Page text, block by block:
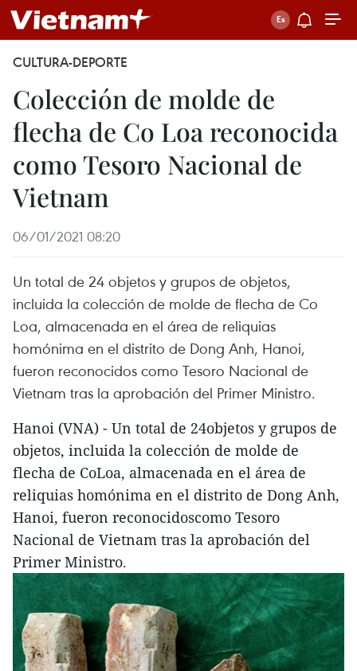
CULTURA-DEPORTE
Colección de molde de
flecha de Co Loa reconocida
como Tesoro Nacional de
Vietnam
06/01/2021 08:20
Un total de 24 objetos y grupos de objetos,
incluida la colección de molde de flecha de Co
Loa, almacenada en el área de reliquias
homónima en el distrito de Dong Anh, Hanoi,
fueron reconocidos como Tesoro Nacional de
Vietnam tras la aprobación del Primer Ministro.
Hanoi (VNA) - Un total de 24objetos y grupos de
objetos, incluida la colección de molde de
flecha de CoLoa, almacenada en el área de
reliquias homónima en el distrito de Dong Anh,
Hanoi, fueron reconocidoscomo Tesoro
Nacional de Vietnam tras la aprobación del
Primer Ministro.